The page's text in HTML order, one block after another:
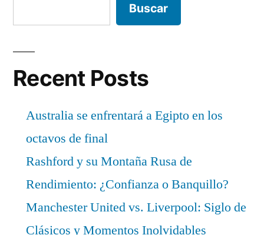
Buscar
Recent Posts
Australia se enfrentará a Egipto en los
octavos de final
Rashford y su Montaña Rusa de
Rendimiento: ¿Confianza o Banquillo?
Manchester United vs. Liverpool: Siglo de
Clásicos y Momentos Inolvidables